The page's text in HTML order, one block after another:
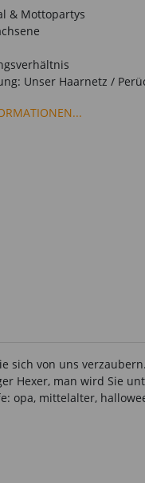
& Mottopartys
Unser Haarnetz /
von uns
Hexer, man wird Sie
opa, mittelalter,